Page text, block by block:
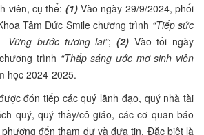
viên, cụ thể: (1)Vào ngày 29/9/2024, phối
Tâm Đức Smile chương trình “Tiếp sức
Vững bước tương lai”;(2) Vào tối ngày
trình “Thắp sáng ước mơ sinh viên
học 2024-2025.
đón tiếp các quý lãnh đạo, quý nhà tài
quý, quý thầy/cô giáo, các cơ quan báo
đến tham dự và đưa tin. Đặc biệt là